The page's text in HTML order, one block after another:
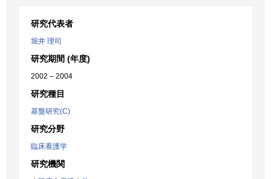
研究代表者
堀井 理司
研究期間 (年度)
2002 – 2004
研究種目
基盤研究(C)
研究分野
臨床看護学
研究機関